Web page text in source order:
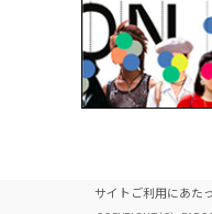
サイトご利用にあた